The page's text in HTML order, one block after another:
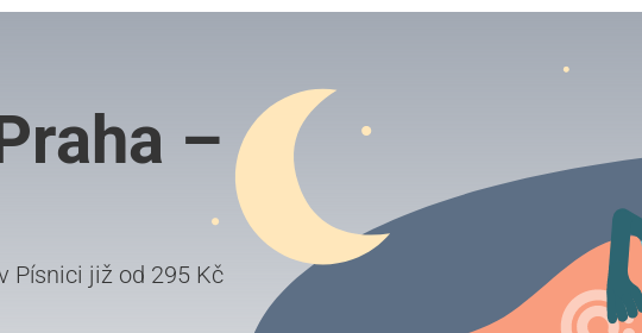
–
Písnici již od 295 Kč